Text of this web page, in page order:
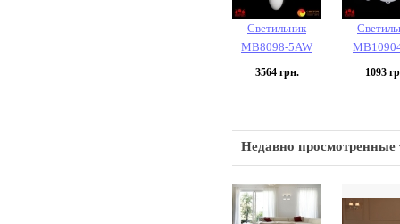
Светильник
MB8098-5AW
3564грн. 1093
Недавно просмотренные